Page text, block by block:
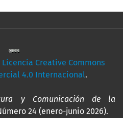
Licencia Creative Commons
4.0 Internacional.
y Comunicación de la
24 (enero-junio 2026).